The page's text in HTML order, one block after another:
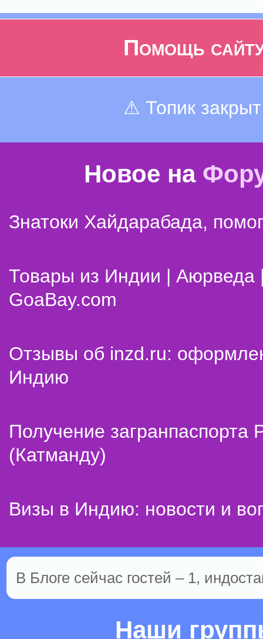
Помощь
⚠ Топик закрыт
Новое на
Знатоки Хайдарабада,
Товары из Индии | Аюрведа
GoaBay.com
Отзывы об inzd.ru:
Индию
Получение
(Катманду)
Визы в Индию: новости и
В Блоге сейчас гостей – 1,
Наши